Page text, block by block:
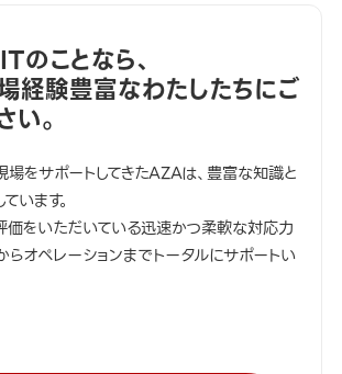
のことなら、
経験豊富なわたしたちにご
い。
をサポートしてきたAZAは、豊富な知識と
います。
価をいただいている迅速かつ柔軟な対応力
らオペレーションまでトータルにサポートい